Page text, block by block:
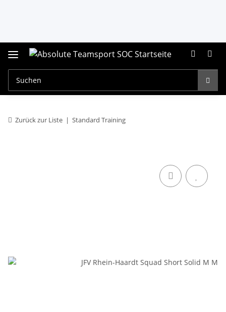
Zurück zur Liste Standard Training